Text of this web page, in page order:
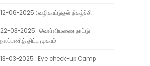
12-06-2025 : வழிகாட்டுதல் நிகழ்ச்சி
22-03-2025 : வெள்ளியணை நாட்டு
நலப்பணித் திட்ட முகாம்
13-03-2025 : Eye check-up Camp